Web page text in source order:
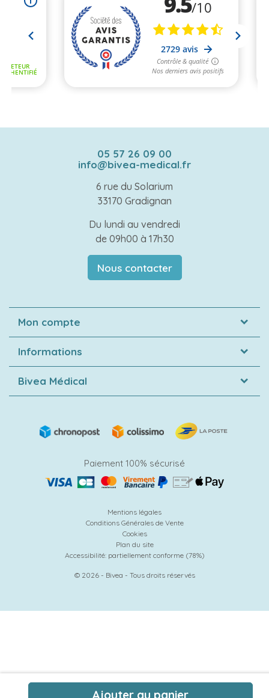
Ajouter au panier
05 57 26 09 00
info@bivea-medical.fr
6 rue du Solarium
33170 Gradignan
Du lundi au vendredi
de 09h00 à 17h30
Nous contacter
Mon compte
Informations
Bivea Médical
Paiement 100% sécurisé
Mentions légales
Conditions Générales de Vente
Cookies
Plan du site
Accessibilité: partiellement conforme (78%)
© 2026 - Bivea - Tous droits réservés